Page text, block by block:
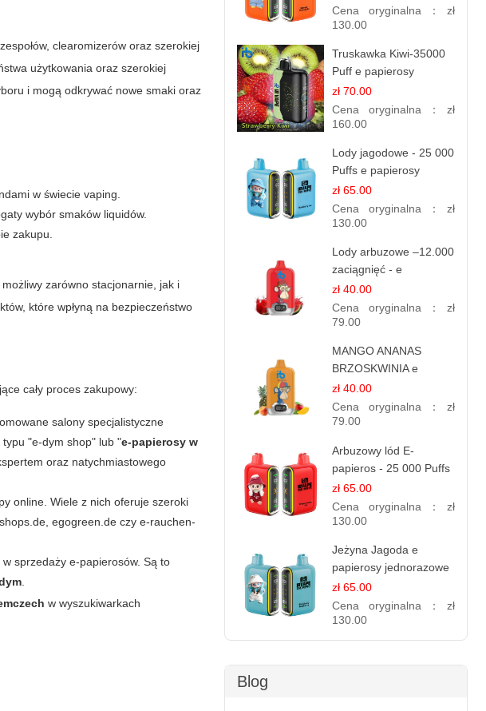
clearomizerów oraz szerokiej
użytkowania oraz szerokiej
i mogą odkrywać nowe smaki oraz
w świecie vaping.
wybór smaków liquidów.
zakupu.
zarówno stacjonarnie, jak i
które wpłyną na bezpieczeństwo
cały proces zakupowy:
salony specjalistyczne
"e-dym shop" lub "e-papierosy w
oraz natychmiastowego
online. Wiele z nich oferuje szeroki
egogreen.de czy e-rauchen-
sprzedaży e-papierosów. Są to
w wyszukiwarkach
Cena oryginalna： zł
130.00
Truskawka Kiwi-35000
Puff e papierosy
(Ibvape Bar)
zł 70.00
Cena oryginalna： zł
160.00
Lody jagodowe - 25 000
Puffs e papierosy
jednorazowe
zł 65.00
Cena oryginalna： zł
130.00
Lody arbuzowe –12.000
zaciągnięć - e
papierosy jednorazowe
zł 40.00
Cena oryginalna： zł
79.00
MANGO ANANAS
BRZOSKWINIA e
papierosy – 12.000
zaciągnięć
zł 40.00
Cena oryginalna： zł
79.00
Arbuzowy lód E-
papieros - 25 000 Puffs
zł 65.00
Cena oryginalna： zł
130.00
Jeżyna Jagoda e
papierosy jednorazowe
- 25 000 Puffs
zł 65.00
Cena oryginalna： zł
130.00
Blog